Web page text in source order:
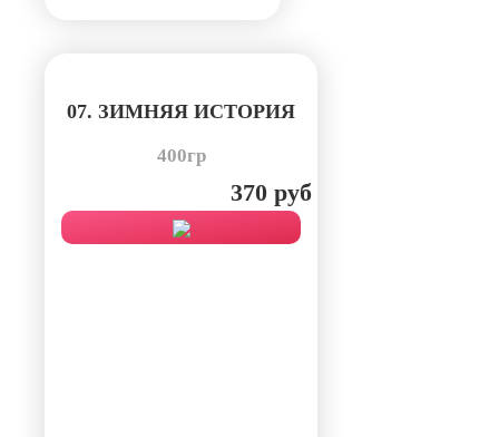
07. ЗИМНЯЯ ИСТОРИЯ
400гр
370 руб